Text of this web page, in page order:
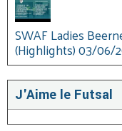
SWAF Ladies
(Highlights) 03/06/
J'Aime le Futsal